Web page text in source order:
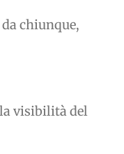
chiunque,
visibilità del